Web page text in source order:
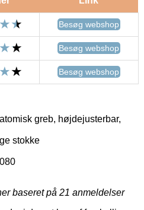
Besøg webshop
Besøg webshop
Besøg webshop
greb, højdejusterbar,
stokke
baseret på 21 anmeldelser